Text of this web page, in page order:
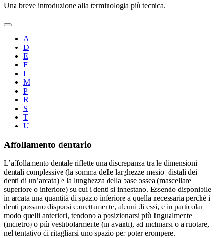
Una breve introduzione alla terminologia più tecnica.
A
D
E
F
I
M
P
R
S
T
U
Affollamento dentario
L’affollamento dentale riflette una discrepanza tra le dimensioni
dentali complessive (la somma delle larghezze mesio–distali dei
denti di un’arcata) e la lunghezza della base ossea (mascellare
superiore o inferiore) su cui i denti si innestano. Essendo disponibile
in arcata una quantità di spazio inferiore a quella necessaria perché i
denti possano disporsi correttamente, alcuni di essi, e in particolar
modo quelli anteriori, tendono a posizionarsi più lingualmente
(indietro) o più vestibolarmente (in avanti), ad inclinarsi o a ruotare,
nel tentativo di ritagliarsi uno spazio per poter erompere.